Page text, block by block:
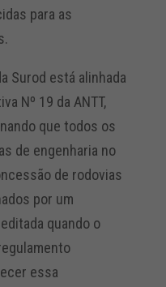
para as
Surod está alinhada
Nº 19 da ANTT,
que todos os
de engenharia no
de rodovias
por um
quando o
essa